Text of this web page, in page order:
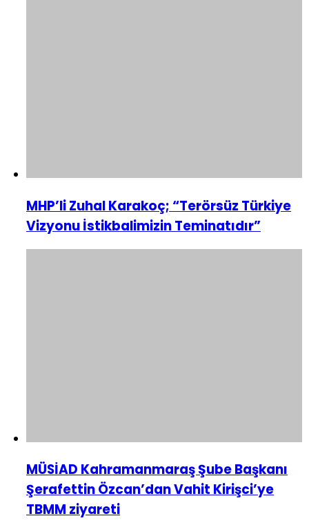
MHP’li Zuhal Karakoç; “Terörsüz Türkiye
Vizyonu İstikbalimizin Teminatıdır”
MÜSİAD Kahramanmaraş Şube Başkanı
Şerafettin Özcan’dan Vahit Kirişci’ye
TBMM ziyareti